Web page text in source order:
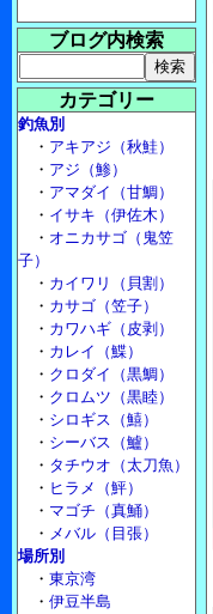
ブログ内検索
カテゴリー
釣魚別
・ アキアジ（秋鮭）
・ アジ（鯵）
・ アマダイ（甘鯛）
・ イサキ（伊佐木）
・ オニカサゴ（鬼笠
子）
・ カイワリ（貝割）
・ カサゴ（笠子）
・ カワハギ（皮剥）
・ カレイ（鰈）
・ クロダイ（黒鯛）
・ クロムツ（黒睦）
・ シロギス（鱚）
・ シーバス（鱸）
・ タチウオ（太刀魚）
・ ヒラメ（鮃）
・ マゴチ（真鯒）
・ メバル（目張）
場所別
・ 東京湾
・ 伊豆半島